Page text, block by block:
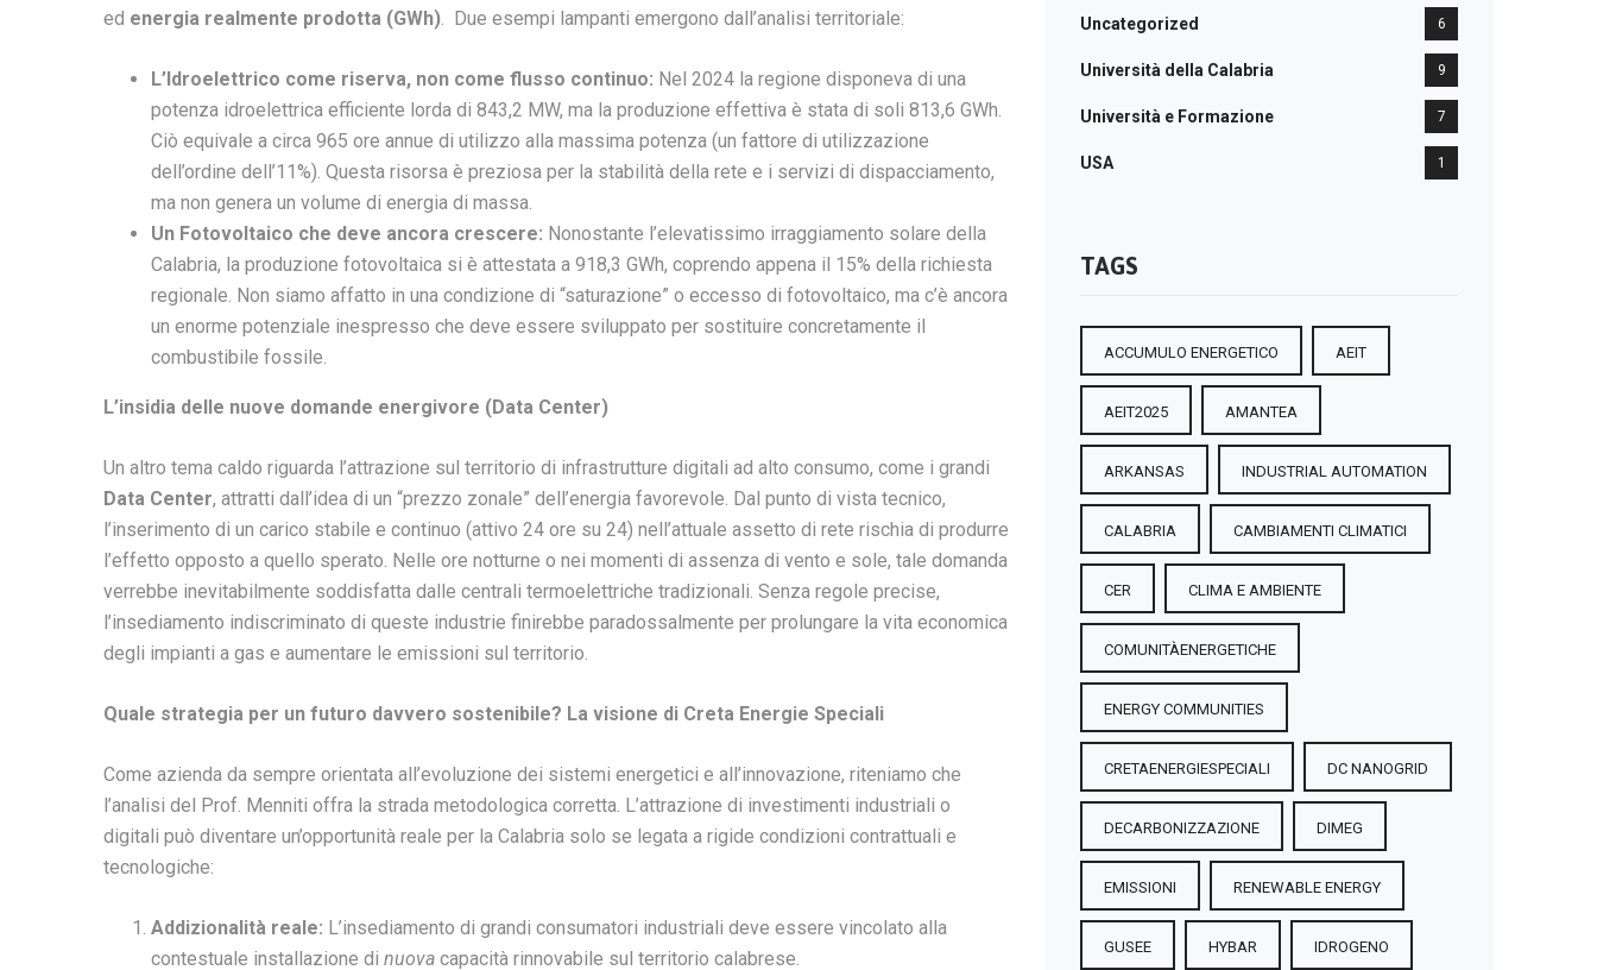
ed energia realmente prodotta (GWh). Due esempi lampanti emergono dall’analisi territoriale:
L’Idroelettrico come riserva, non come flusso continuo: Nel 2024 la regione disponeva di una
potenza idroelettrica efficiente lorda di 843,2 MW, ma la produzione effettiva è stata di soli 813,6 GWh.
Ciò equivale a circa 965 ore annue di utilizzo alla massima potenza (un fattore di utilizzazione
dell’ordine dell’11%). Questa risorsa è preziosa per la stabilità della rete e i servizi di dispacciamento,
ma non genera un volume di energia di massa.
Un Fotovoltaico che deve ancora crescere: Nonostante l’elevatissimo irraggiamento solare della
Calabria, la produzione fotovoltaica si è attestata a 918,3 GWh, coprendo appena il 15% della richiesta
regionale. Non siamo affatto in una condizione di “saturazione” o eccesso di fotovoltaico, ma c’è ancora
un enorme potenziale inespresso che deve essere sviluppato per sostituire concretamente il
combustibile fossile.
L’insidia delle nuove domande energivore (Data Center)
Un altro tema caldo riguarda l’attrazione sul territorio di infrastrutture digitali ad alto consumo, come i grandi
Data Center, attratti dall’idea di un “prezzo zonale” dell’energia favorevole. Dal punto di vista tecnico,
l’inserimento di un carico stabile e continuo (attivo 24 ore su 24) nell’attuale assetto di rete rischia di produrre
l’effetto opposto a quello sperato. Nelle ore notturne o nei momenti di assenza di vento e sole, tale domanda
verrebbe inevitabilmente soddisfatta dalle centrali termoelettriche tradizionali. Senza regole precise,
l’insediamento indiscriminato di queste industrie finirebbe paradossalmente per prolungare la vita economica
degli impianti a gas e aumentare le emissioni sul territorio.
Quale strategia per un futuro davvero sostenibile? La visione di Creta Energie Speciali
Come azienda da sempre orientata all’evoluzione dei sistemi energetici e all’innovazione, riteniamo che
l’analisi del Prof. Menniti offra la strada metodologica corretta. L’attrazione di investimenti industriali o
digitali può diventare un’opportunità reale per la Calabria solo se legata a rigide condizioni contrattuali e
tecnologiche:
Addizionalità reale: L’insediamento di grandi consumatori industriali deve essere vincolato alla
contestuale installazione di nuova capacità rinnovabile sul territorio calabrese.
Uncategorized 6
Università della Calabria 9
Università e Formazione 7
USA 1
TAGS
ACCUMULO ENERGETICO AEIT
AEIT2025 AMANTEA
ARKANSAS INDUSTRIAL AUTOMATION
CALABRIA CAMBIAMENTI CLIMATICI
CER CLIMA E AMBIENTE
COMUNITÀENERGETICHE
ENERGY COMMUNITIES
CRETAENERGIESPECIALI DC NANOGRID
DECARBONIZZAZIONE DIMEG
EMISSIONI RENEWABLE ENERGY
GUSEE HYBAR IDROGENO